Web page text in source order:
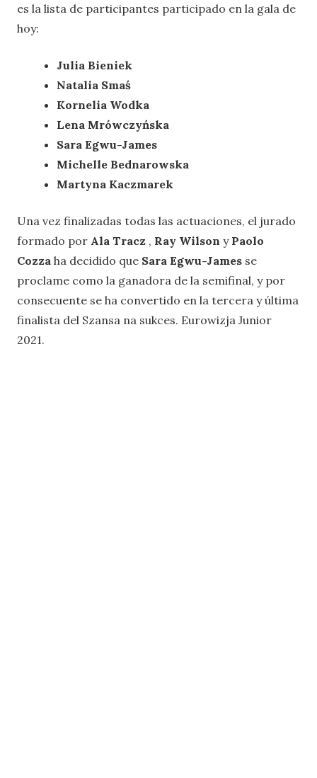
es la lista de participantes participado en la gala de
hoy:
Julia Bieniek
Natalia Smaś
Kornelia Wodka
Lena Mrówczyńska
Sara Egwu-James
Michelle Bednarowska
Martyna Kaczmarek
Una vez finalizadas todas las actuaciones, el jurado
formado por Ala Tracz , Ray Wilson y Paolo
Cozza ha decidido que Sara Egwu-James se
proclame como la ganadora de la semifinal, y por
consecuente se ha convertido en la tercera y última
finalista del Szansa na sukces. Eurowizja Junior
2021.